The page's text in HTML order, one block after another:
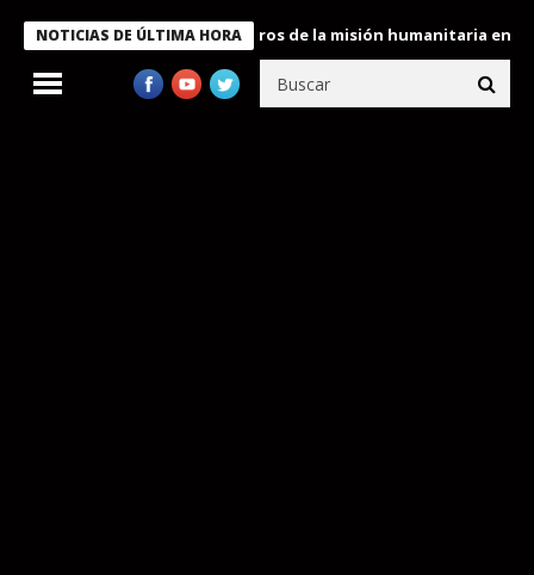
NOTICIAS DE ÚLTIMA HORA
Bukele condecora a miembros de la misión humanitaria enviada a